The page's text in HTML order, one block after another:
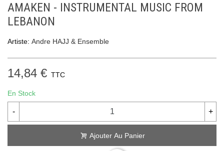
AMAKEN - INSTRUMENTAL MUSIC FROM
LEBANON
Artiste: Andre HAJJ & Ensemble
14,84 € TTC
En Stock
- +
Ajouter Au Panier